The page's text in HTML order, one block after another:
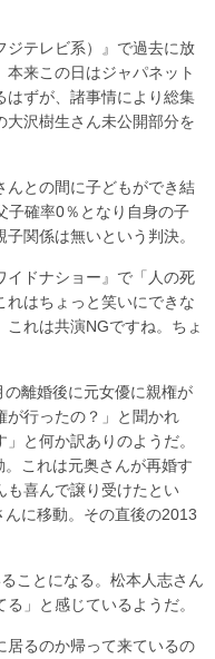
ジテレビ系）』で過去に放
来この日はジャパネット
はずが、諸事情により総集
大沢樹生さん未公開部分を
んとの間に子どもができ結
子確率0％となり自身の子
関係は無いという判決。
イドナショー』で「人の死
れはちょっと笑いにできな
れは共演NGですね。ちょ
離婚後に元女優に親権が
が行ったの？」と聞かれ
と何か訳ありのようだ。
これは元奥さんが再婚す
も喜んで譲り受けたとい
に移動。その直後の2013
ことになる。松本人志さん
」と感じているようだ。
居るのか帰って来ているの